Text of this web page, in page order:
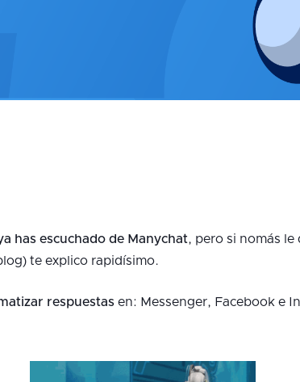
has escuchado de Manychat, pero si nomás le
te explico rapidísimo.
respuestas en: Messenger, Facebook e